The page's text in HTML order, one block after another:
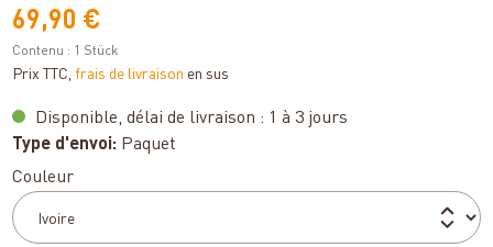
69,90 €
Contenu : 1 Stück
Prix TTC, frais de livraison en sus
Disponible, délai de livraison : 1 à 3 jours
Type d'envoi: Paquet
Sélectionnez
Couleur